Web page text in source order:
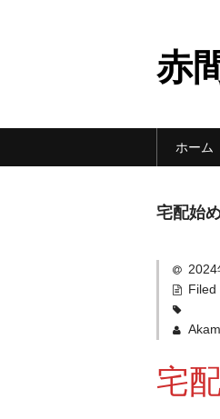
赤
ホーム
宅配始
2024
Filed
宅